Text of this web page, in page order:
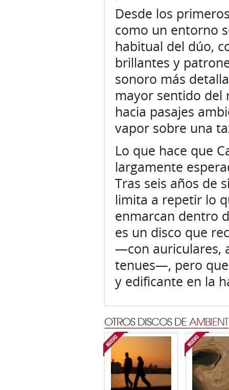
Desde los
como un entorno
habitual del dúo,
brillantes y
sonoro más
mayor sentido del
hacia pasajes
vapor sobre una
Lo que hace que
largamente
Tras seis años de
limita a repetir lo
enmarcan dentro
es un disco que
—con auriculares,
tenues—, pero
y edificante en la
OTROS DISCOS DEAMBIENT